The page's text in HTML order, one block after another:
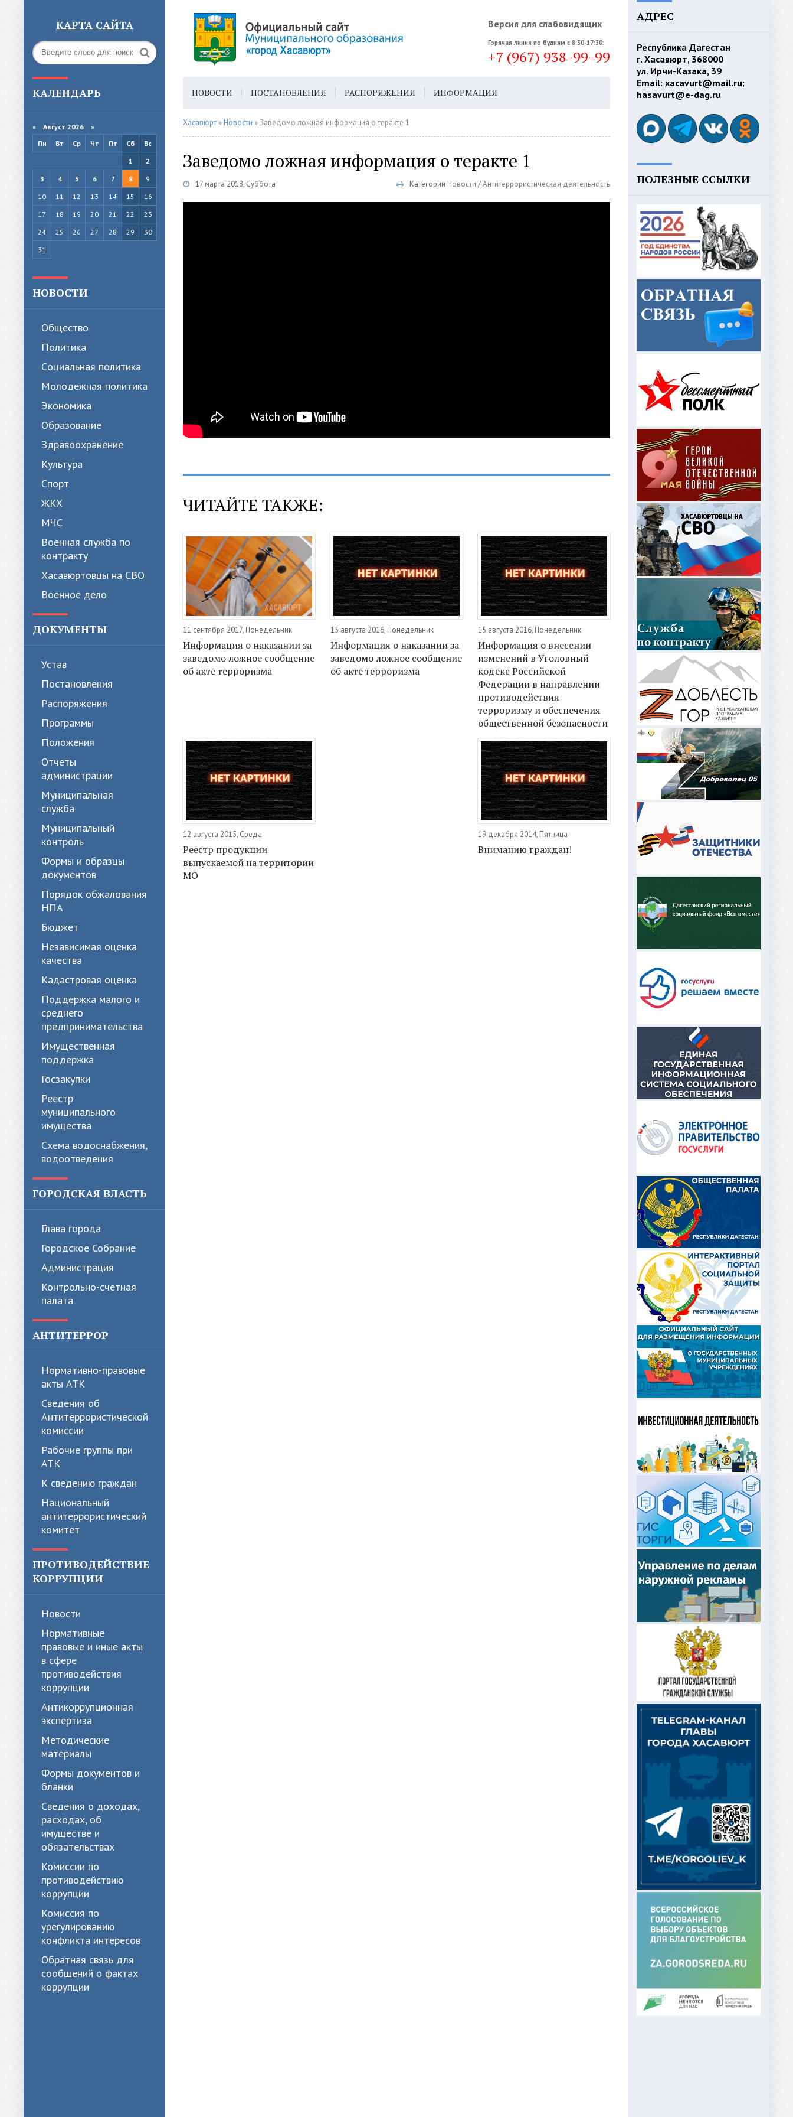
КАРТА САЙТА Версия для слабовидящих
Горячая линия по будням с 8:30-17:30:
+7 (967) 938-99-99
КАЛЕНДАРЬ
« Август 2026 »
Пн
Вт Ср Чт Пт Сб
Вс
1
2
3
4 5 6 7 8
9
10
11 12 13 14 15
16
17
18 19 20 21 22
23
24
25 26 27 28 29
30
31
НОВОСТИ
Общество
Политика
Cоциальная политика
Молодежная политика
Экономика
Образование
Здравоохранение
Культура
Спорт
ЖКХ
МЧС
Военная служба по
контракту
Хасавюртовцы на СВО
Военное дело
ДОКУМЕНТЫ
Устав
Постановления
Распоряжения
Программы
Положения
Отчеты
администрации
Муниципальная
служба
Муниципальный
контроль
Формы и образцы
документов
Порядок обжалования
НПА
Бюджет
Независимая оценка
качества
Кадастровая оценка
Поддержка малого и
среднего
предпринимательства
Имущественная
поддержка
Госзакупки
Реестр
муниципального
имущества
Схема водоснабжения,
водоотведения
ГОРОДСКАЯ ВЛАСТЬ
Глава города
Городское Собрание
Администрация
Контрольно-счетная
палата
АНТИТЕРРОР
Нормативно-правовые
акты АТК
Сведения об
Антитеррористической
комиссии
Рабочие группы при
АТК
К сведению граждан
Национальный
антитеррористический
комитет
ПРОТИВОДЕЙСТВИЕ
КОРРУПЦИИ
Новости
Нормативные
правовые и иные акты
в сфере
противодействия
коррупции
Антикоррупционная
экспертиза
Методические
материалы
Формы документов и
бланки
Сведения о доходах,
расходах, об
имуществе и
обязательствах
Комиссии по
противодействию
коррупции
Комиссия по
урегулированию
конфликта интересов
Обратная связь для
сообщений о фактах
коррупции
НОВОСТИ ПОСТАНОВЛЕНИЯ РАСПОРЯЖЕНИЯ ИНФОРМАЦИЯ
ГОРОДСКАЯ СРЕДА ГЕН. ПЛАН
Хасавюрт » Новости » Заведомо ложная информация о теракте 1
Заведомо ложная информация о теракте 1
17 марта 2018, Суббота Категории Новости /Антитеррористическая деятельность
ЧИТАЙТЕ ТАКЖЕ:
11 сентября 2017, Понедельник
Информация о наказании за
заведомо ложное сообщение
об акте терроризма
15 августа 2016, Понедельник
Информация о наказании за
заведомо ложное сообщение
об акте терроризма
15 августа 2016, Понедельник
Информация о внесении
изменений в Уголовный
кодекс Российской
Федерации в направлении
противодействия
терроризму и обеспечения
общественной безопасности
12 августа 2015, Среда
Реестр продукции
выпускаемой на территории
МО
19 декабря 2014, Пятница
Вниманию граждан!
АДРЕС
Республика Дагестан
г. Хасавюрт, 368000
ул. Ирчи-Казака, 39
Email: xacavurt@mail.ru;
hasavurt@e-dag.ru
ПОЛЕЗНЫЕ ССЫЛКИ